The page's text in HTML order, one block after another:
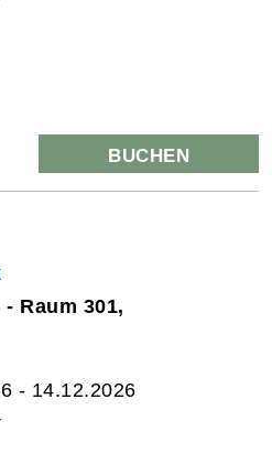
BUCHEN
Raum 301,
- 14.12.2026